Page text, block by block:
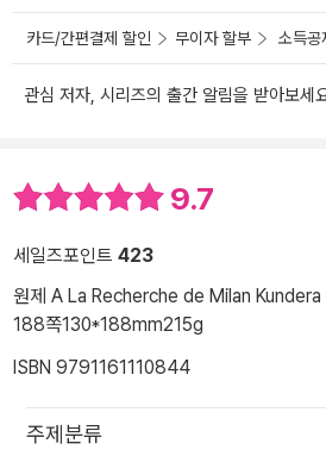
카드/간편결제 할인 무이자 할부 소득
관심 저자, 시리즈의 출간 알림을 받아보세
9.7
세일즈포인트 423
원제 A La Recherche de Milan
188쪽130*188mm215g
ISBN 9791161110844
주제분류